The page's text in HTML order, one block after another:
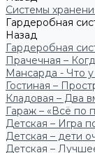
Системы
Гардеробная
Назад
Гардеробная
Прачечная –
Мансарда - Что
Гостиная –
Кладовая – Два
Гараж – «Всё по
Детская – Игра
Детская – дети
Детская –